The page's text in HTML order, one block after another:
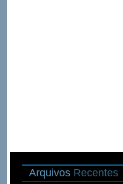
Arquivos Recentes